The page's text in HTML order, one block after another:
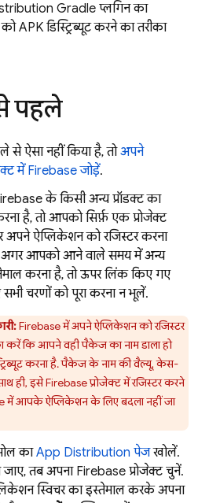
Gradle प्लगिन का
APK डिस्ट्रिब्यूट करने का तरीका
पहले
ऐसा नहीं किया है, तोअपने
में Firebase जोड़ें.
के किसी अन्य प्रॉडक्ट का
है, तो आपको सिर्फ़ एक प्रोजेक्ट
अपने ऐप्लिकेशन को रजिस्टर करना
अगर आपको आने वाले समय में अन्य
करना है, तो ऊपर लिंक किए गए
चरणों को पूरा करना न भूलें.
Firebase में अपने ऐप्लिकेशन को रजिस्टर
कि आपने वही पैकेज का नाम डाला हो
करना है. पैकेज के नाम की वैल्यू, केस-
ही, इसे Firebase प्रोजेक्ट में रजिस्टर करने
में आपके ऐप्लिकेशन के लिए बदला नहीं जा
काApp Distribution पेजखोलें.
तब अपना Firebase प्रोजेक्ट चुनें.
स्विचर का इस्तेमाल करके अपना